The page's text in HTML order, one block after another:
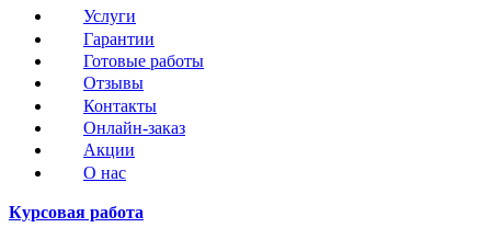
Услуги
Гарантии
Готовые работы
Отзывы
Контакты
Онлайн-заказ
Акции
О нас
Курсовая работа